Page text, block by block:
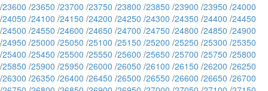
/23600 /23650 /23700 /23750 /23800 /23850 /23900 /23950 /24000
/24050 /24100 /24150 /24200 /24250 /24300 /24350 /24400 /24450
/24500 /24550 /24600 /24650 /24700 /24750 /24800 /24850 /24900
/24950 /25000 /25050 /25100 /25150 /25200 /25250 /25300 /25350
/25400 /25450 /25500 /25550 /25600 /25650 /25700 /25750 /25800
/25850 /25900 /25950 /26000 /26050 /26100 /26150 /26200 /26250
/26300 /26350 /26400 /26450 /26500 /26550 /26600 /26650 /26700